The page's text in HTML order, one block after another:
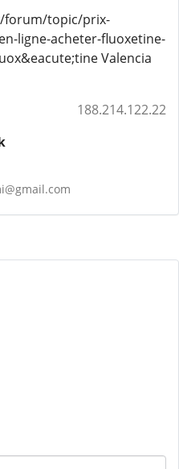
forum/topic/prix-
ligne-acheter-fluoxetine-
Valencia
188.214.122.22